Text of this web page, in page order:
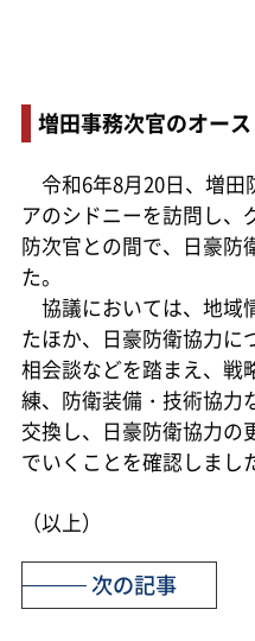
増田事務次官のオース
令和6年8月20日、増田
アのシドニーを訪問し、
防次官との間で、日豪防
た。
協議においては、地域
たほか、日豪防衛協力に
相会談などを踏まえ、戦
練、防衛装備・技術協力
交換し、日豪防衛協力の
でいくことを確認しまし
（以上）
次の記事